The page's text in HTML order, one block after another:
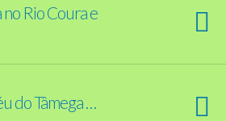
Rio Coura e
do Tâmega …